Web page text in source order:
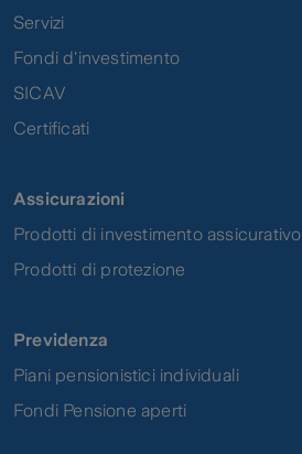
Servizi
Fondi d'investimento
SICAV
Certificati
Assicurazioni
Prodotti di investimento assicurativo
Prodotti di protezione
Previdenza
Piani pensionistici individuali
Fondi Pensione aperti